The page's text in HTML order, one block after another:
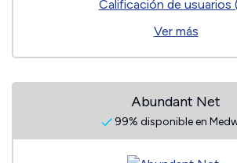
Calificación de usuarios
Ver más
Abundant Net
99% disponible en